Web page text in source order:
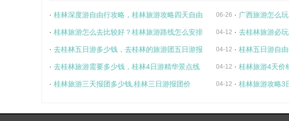
· 桂林深度游自由行攻略，桂林旅游攻略四天自由 06-26 · 广西旅游怎么
· 桂林旅游怎么去比较好？桂林旅游路线怎么安排 04-12 · 去桂林旅游必
· 去桂林五日游多少钱，去桂林的旅游团五日游报 04-12 · 桂林五日游自
· 去桂林旅游需要多少钱，桂林4日游精华景点线 04-12 · 桂林旅游4天价
· 桂林旅游三天报团多少钱,桂林三日游报团价 04-12 · 桂林旅游攻略3